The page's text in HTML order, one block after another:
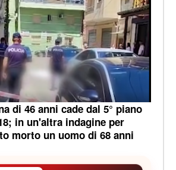
di 46 anni cade dal 5° piano
in un'altra indagine per
morto un uomo di 68 anni